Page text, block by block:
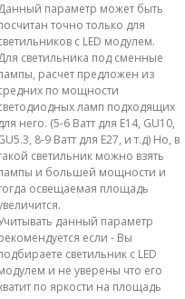
параметр может быть
точно только для
с LED модулем.
светильника под сменные
расчет предложен из
по мощности
ламп подходящих
него. (5-6 Ватт для E14, GU10,
8-9 Ватт для E27, и т.д) Но, в
светильник можно взять
и большей мощности и
освещаемая площадь
данный параметр
если - Вы
светильник с LED
и не уверены что его
по яркости на площадь